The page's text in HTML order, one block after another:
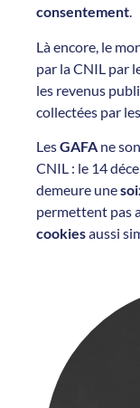
consentement.
Là encore, le
par la CNIL par
les revenus
collectées par
LesGAFA ne
CNIL : le 14
demeure une
permettent pas
cookiesaussi